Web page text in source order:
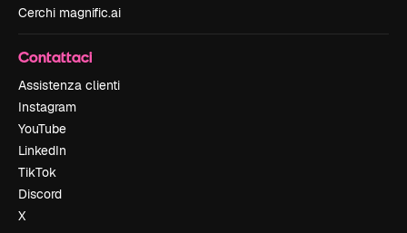
Cerchi magnific.ai
Contattaci
Assistenza clienti
Instagram
YouTube
LinkedIn
TikTok
Discord
X